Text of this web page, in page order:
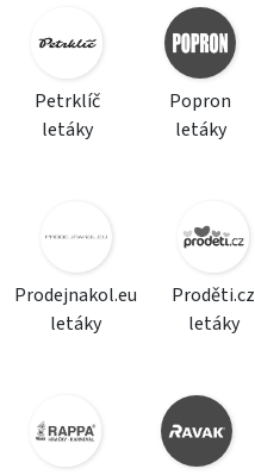
Petrklíč
letáky
Popron
letáky
Prodejnakol.eu
letáky
Proděti.cz
letáky